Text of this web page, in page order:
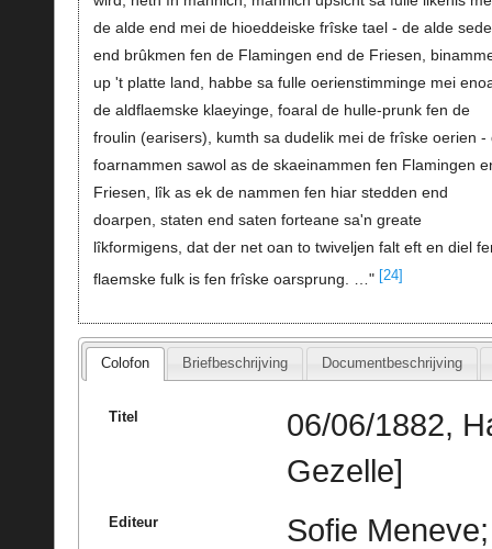
de alde end mei de hioeddeiske frîske tael - de alde
end brûkmen fen de Flamingen end de Friesen,
up 't platte land, habbe sa fulle oerienstimminge mei
de aldflaemske klaeyinge, foaral de hulle-prunk fen de
froulin (earisers), kumth sa dudelik mei de frîske oerien -
foarnammen sawol as de skaeinammen fen Flamingen
Friesen, lîk as ek de nammen fen hiar stedden end
doarpen, staten end saten forteane sa'n greate
lîkformigens, dat der net oan to twiveljen falt eft en diel
flaemske fulk is fen frîske oarsprung. …" [24]
Colofon Briefbeschrijving Documentbeschrijving
Titel
06/06/1882,
Gezelle]
Editeur Sofie